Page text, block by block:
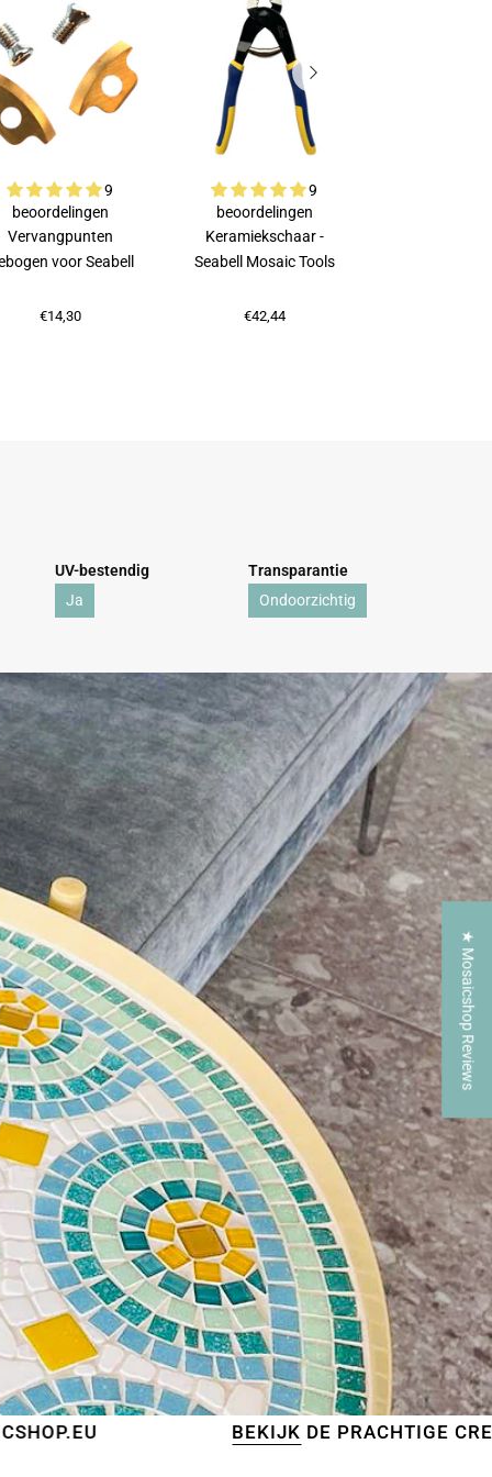
9
beoordelingen
Vervangpunten
voor Seabell
€14,30
9
beoordelingen
Keramiekschaar -
Seabell Mosaic Tools
€42,44
UV-bestendig
Ja
Transparantie
Ondoorzichtig
DE PRACHTIGE CREATIES VAN
★ Mosaicshop Reviews